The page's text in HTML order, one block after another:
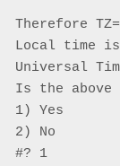
Therefore
Local time is
Universal
Is the above
1) Yes
2) No
#? 1